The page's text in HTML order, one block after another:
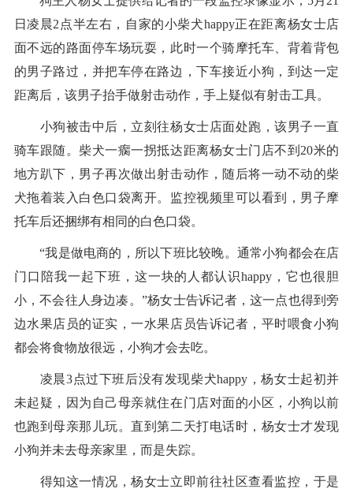
日凌晨2点半左右，自家的小柴犬happy正在距离杨女士店
面不远的路面停车场玩耍，此时一个骑摩托车、背着背包
的男子路过，并把车停在路边，下车接近小狗，到达一定
距离后，该男子抬手做射击动作，手上疑似有射击工具。
小狗被击中后，立刻往杨女士店面处跑，该男子一直
骑车跟随。柴犬一瘸一拐抵达距离杨女士门店不到20米的
地方趴下，男子再次做出射击动作，随后将一动不动的柴
犬拖着装入白色口袋离开。监控视频里可以看到，男子摩
托车后还捆绑有相同的白色口袋。
“我是做电商的，所以下班比较晚。通常小狗都会在店
门口陪我一起下班，这一块的人都认识happy，它也很胆
小，不会往人身边凑。”杨女士告诉记者，这一点也得到旁
边水果店员的证实，一水果店员告诉记者，平时喂食小狗
都会将食物放很远，小狗才会去吃。
凌晨3点过下班后没有发现柴犬happy，杨女士起初并
未起疑，因为自己母亲就住在门店对面的小区，小狗以前
也跑到母亲那儿玩。直到第二天打电话时，杨女士才发现
小狗并未去母亲家里，而是失踪。
得知这一情况，杨女士立即前往社区查看监控，于是